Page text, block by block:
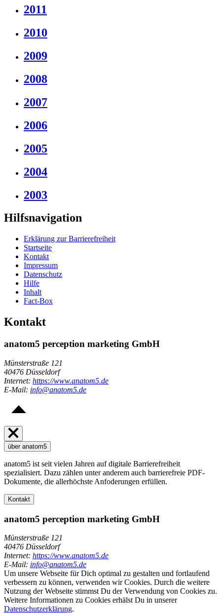
2011
2010
2009
2008
2007
2006
2005
2004
2003
Hilfsnavigation
Erklärung zur Barrierefreiheit
Startseite
Kontakt
Impressum
Datenschutz
Hilfe
Inhalt
Fact-Box
Kontakt
anatom5 perception marketing GmbH
Münsterstraße 121
40476 Düsseldorf
Internet: https://www.anatom5.de
E-Mail: info@anatom5.de
über anatom5
anatom5 ist seit vielen Jahren auf digitale Barrierefreiheit
spezialisiert. Dazu zählen unter anderem auch barrierefreie PDF-
Dokumente, die allerhöchste Anfoderungen erfüllen.
Kontakt
anatom5 perception marketing GmbH
Münsterstraße 121
40476 Düsseldorf
Internet: https://www.anatom5.de
E-Mail: info@anatom5.de
Um unsere Webseite für Dich optimal zu gestalten und fortlaufend
verbessern zu können, verwenden wir Cookies. Durch die weitere
Nutzung der Webseite stimmst Du der Verwendung von Cookies zu.
Weitere Informationen zu Cookies erhälst Du in unserer
Datenschutzerklärung.